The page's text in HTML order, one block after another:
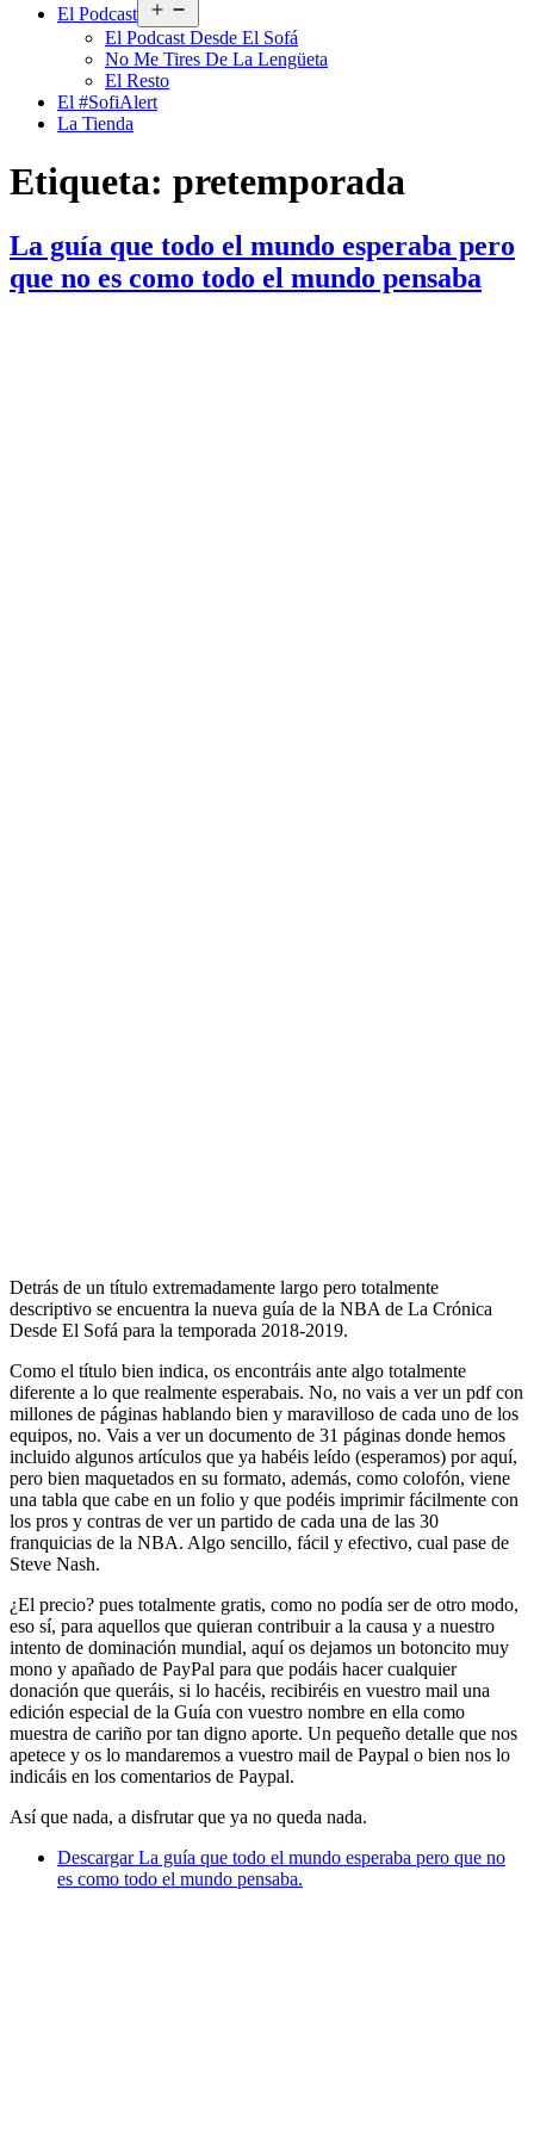
El Podcast
el
menú
El Podcast Desde El Sofá
No Me Tires De La Lengüeta
El Resto
El #SofiAlert
La Tienda
Etiqueta: pretemporada
La guía que todo el mundo esperaba pero
que no es como todo el mundo pensaba
Detrás de un título extremadamente largo pero totalmente
descriptivo se encuentra la nueva guía de la NBA de La Crónica
Desde El Sofá para la temporada 2018-2019.
Como el título bien indica, os encontráis ante algo totalmente
diferente a lo que realmente esperabais. No, no vais a ver un pdf con
millones de páginas hablando bien y maravilloso de cada uno de los
equipos, no. Vais a ver un documento de 31 páginas donde hemos
incluido algunos artículos que ya habéis leído (esperamos) por aquí,
pero bien maquetados en su formato, además, como colofón, viene
una tabla que cabe en un folio y que podéis imprimir fácilmente con
los pros y contras de ver un partido de cada una de las 30
franquicias de la NBA. Algo sencillo, fácil y efectivo, cual pase de
Steve Nash.
¿El precio? pues totalmente gratis, como no podía ser de otro modo,
eso sí, para aquellos que quieran contribuir a la causa y a nuestro
intento de dominación mundial, aquí os dejamos un botoncito muy
mono y apañado de PayPal para que podáis hacer cualquier
donación que queráis, si lo hacéis, recibiréis en vuestro mail una
edición especial de la Guía con vuestro nombre en ella como
muestra de cariño por tan digno aporte. Un pequeño detalle que nos
apetece y os lo mandaremos a vuestro mail de Paypal o bien nos lo
indicáis en los comentarios de Paypal.
Así que nada, a disfrutar que ya no queda nada.
Descargar La guía que todo el mundo esperaba pero que no
es como todo el mundo pensaba.